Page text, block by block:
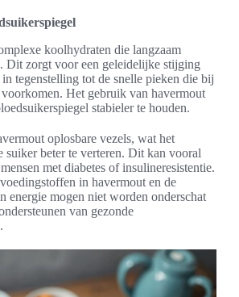
koolhydraten die langzaam
Dit zorgt voor een geleidelijke stijging
tegenstelling tot de snelle pieken die bij
Het gebruik van havermout
stabieler te houden.
oplosbare vezels, wat het
suiker beter te verteren. Dit kan vooral
met diabetes of insulineresistentie.
in havermout en de
energie mogen niet worden onderschat
van gezonde